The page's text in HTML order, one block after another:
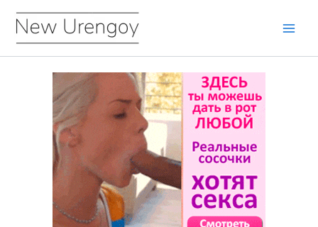
содержимому